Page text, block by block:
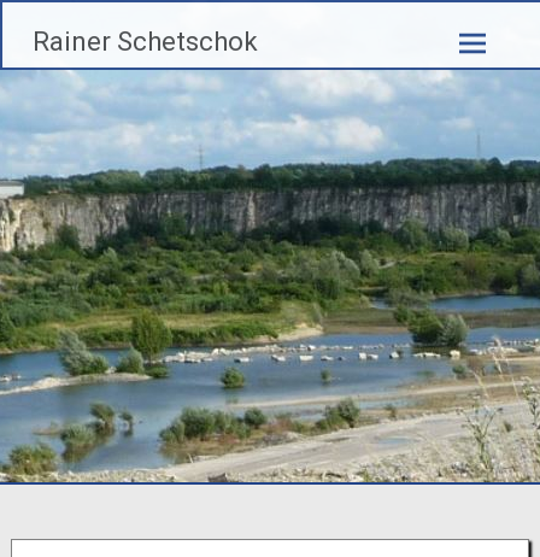
Inhalt
springen
Rainer Schetschok